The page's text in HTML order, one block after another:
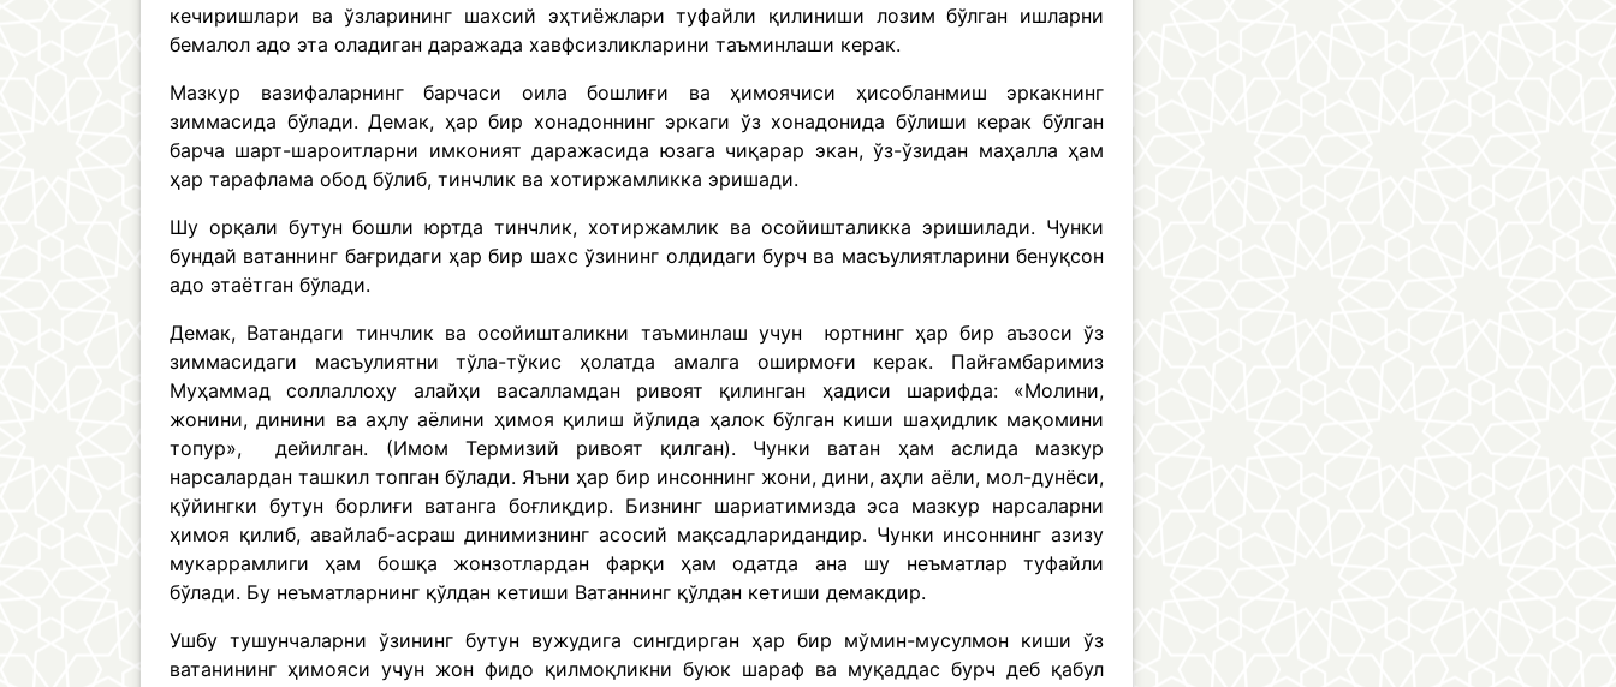
кечиришлари ва ўзларининг шахсий эҳтиёжлари туфайли қилиниши лозим бўлган ишларни
бемалол адо эта оладиган даражада хавфсизликларини таъминлаши керак.
Мазкур вазифаларнинг барчаси оила бошлиғи ва ҳимоячиси ҳисобланмиш эркакнинг
зиммасида бўлади. Демак, ҳар бир хонадоннинг эркаги ўз хонадонида бўлиши керак бўлган
барча шарт-шароитларни имконият даражасида юзага чиқарар экан, ўз-ўзидан маҳалла ҳам
ҳар тарафлама обод бўлиб, тинчлик ва хотиржамликка эришади.
Шу орқали бутун бошли юртда тинчлик, хотиржамлик ва осойишталикка эришилади. Чунки
бундай ватаннинг бағридаги ҳар бир шахс ўзининг олдидаги бурч ва масъулиятларини бенуқсон
адо этаётган бўлади.
Демак, Ватандаги тинчлик ва осойишталикни таъминлаш учун юртнинг ҳар бир аъзоси ўз
зиммасидаги масъулиятни тўла-тўкис ҳолатда амалга оширмоғи керак. Пайғамбаримиз
Муҳаммад соллаллоҳу алайҳи васалламдан ривоят қилинган ҳадиси шарифда: «Молини,
жонини, динини ва аҳлу аёлини ҳимоя қилиш йўлида ҳалок бўлган киши шаҳидлик мақомини
топур», дейилган. (Имом Термизий ривоят қилган). Чунки ватан ҳам аслида мазкур
нарсалардан ташкил топган бўлади. Яъни ҳар бир инсоннинг жони, дини, аҳли аёли, мол-дунёси,
қўйингки бутун борлиғи ватанга боғлиқдир. Бизнинг шариатимизда эса мазкур нарсаларни
ҳимоя қилиб, авайлаб-асраш динимизнинг асосий мақсадларидандир. Чунки инсоннинг азизу
мукаррамлиги ҳам бошқа жонзотлардан фарқи ҳам одатда ана шу неъматлар туфайли
бўлади. Бу неъматларнинг қўлдан кетиши Ватаннинг қўлдан кетиши демакдир.
Ушбу тушунчаларни ўзининг бутун вужудига сингдирган ҳар бир мўмин-мусулмон киши ўз
ватанининг ҳимояси учун жон фидо қилмоқликни буюк шараф ва муқаддас бурч деб қабул